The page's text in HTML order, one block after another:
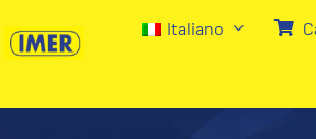
al
Italiano